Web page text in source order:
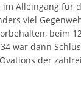
Alleingang für
viel
beim
war dann
der